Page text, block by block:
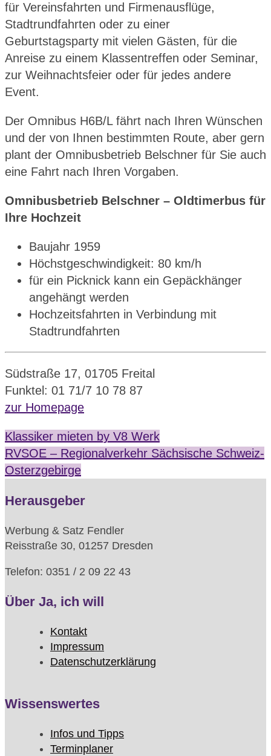
für Vereinsfahrten und Firmenausflüge,
Stadtrundfahrten oder zu einer
Geburtstagsparty mit vielen Gästen, für die
Anreise zu einem Klassentreffen oder Seminar,
zur Weihnachtsfeier oder für jedes andere
Event.
Der Omnibus H6B/L fährt nach Ihren Wünschen
und der von Ihnen bestimmten Route, aber gern
plant der Omnibusbetrieb Belschner für Sie auch
eine Fahrt nach Ihren Vorgaben.
Omnibusbetrieb Belschner – Oldtimerbus für
Ihre Hochzeit
Baujahr 1959
Höchstgeschwindigkeit: 80 km/h
für ein Picknick kann ein Gepäckhänger
angehängt werden
Hochzeitsfahrten in Verbindung mit
Stadtrundfahrten
Südstraße 17, 01705 Freital
Funktel: 01 71/7 10 78 87
zur Homepage
Klassiker mieten by V8 Werk
RVSOE – Regionalverkehr Sächsische Schweiz-
Osterzgebirge
Herausgeber
Werbung & Satz Fendler
Reisstraße 30, 01257 Dresden
Telefon: 0351 / 2 09 22 43
Über Ja, ich will
Kontakt
Impressum
Datenschutzerklärung
Wissenswertes
Infos und Tipps
Terminplaner